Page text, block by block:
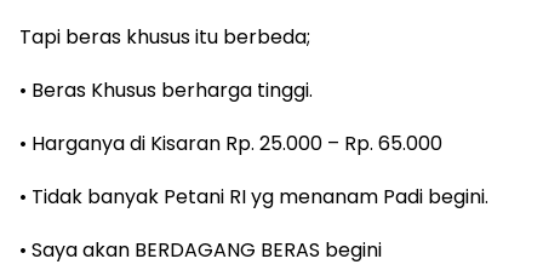
‎Tapi beras khusus itu berbeda;
‎• Beras Khusus berharga tinggi.
‎• Harganya di Kisaran Rp. 25.000 – Rp. 65.000
‎• Tidak banyak Petani RI yg menanam Padi begini.
‎• Saya akan BERDAGANG BERAS begini